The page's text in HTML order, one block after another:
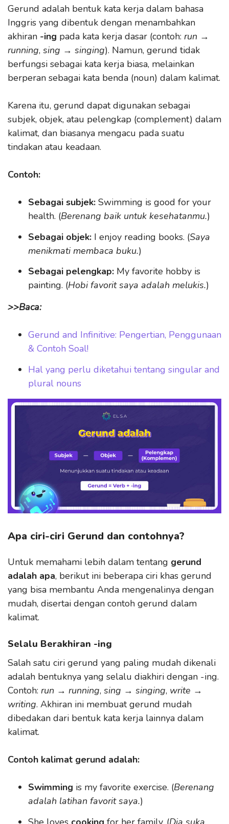
Gerund adalah bentuk kata kerja dalam bahasa
Inggris yang dibentuk dengan menambahkan
akhiran -ing pada kata kerja dasar (contoh: run →
running, sing → singing). Namun, gerund tidak
berfungsi sebagai kata kerja biasa, melainkan
berperan sebagai kata benda (noun) dalam kalimat.
Karena itu, gerund dapat digunakan sebagai
subjek, objek, atau pelengkap (complement) dalam
kalimat, dan biasanya mengacu pada suatu
tindakan atau keadaan.
Contoh:
Sebagai subjek: Swimming is good for your
health. (Berenang baik untuk kesehatanmu.)
Sebagai objek: I enjoy reading books. (Saya
menikmati membaca buku.)
Sebagai pelengkap: My favorite hobby is
painting. (Hobi favorit saya adalah melukis.)
>>Baca:
Gerund and Infinitive: Pengertian, Penggunaan
& Contoh Soal!
Hal yang perlu diketahui tentang singular and
plural nouns
Apa ciri-ciri Gerund dan contohnya?
Untuk memahami lebih dalam tentang gerund
adalah apa, berikut ini beberapa ciri khas gerund
yang bisa membantu Anda mengenalinya dengan
mudah, disertai dengan contoh gerund dalam
kalimat.
Selalu Berakhiran -ing
Salah satu ciri gerund yang paling mudah dikenali
adalah bentuknya yang selalu diakhiri dengan -ing.
Contoh: run → running, sing → singing, write →
writing. Akhiran ini membuat gerund mudah
dibedakan dari bentuk kata kerja lainnya dalam
kalimat.
Contoh kalimat gerund adalah:
Swimming is my favorite exercise. (Berenang
adalah latihan favorit saya.)